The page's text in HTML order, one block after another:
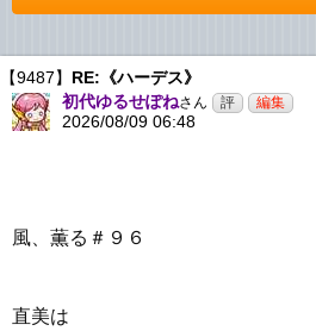
【9487】 RE:《ハーデス》
初代ゆるせぽねさん
2026/08/09 06:48
風、薫る＃９６
直美は